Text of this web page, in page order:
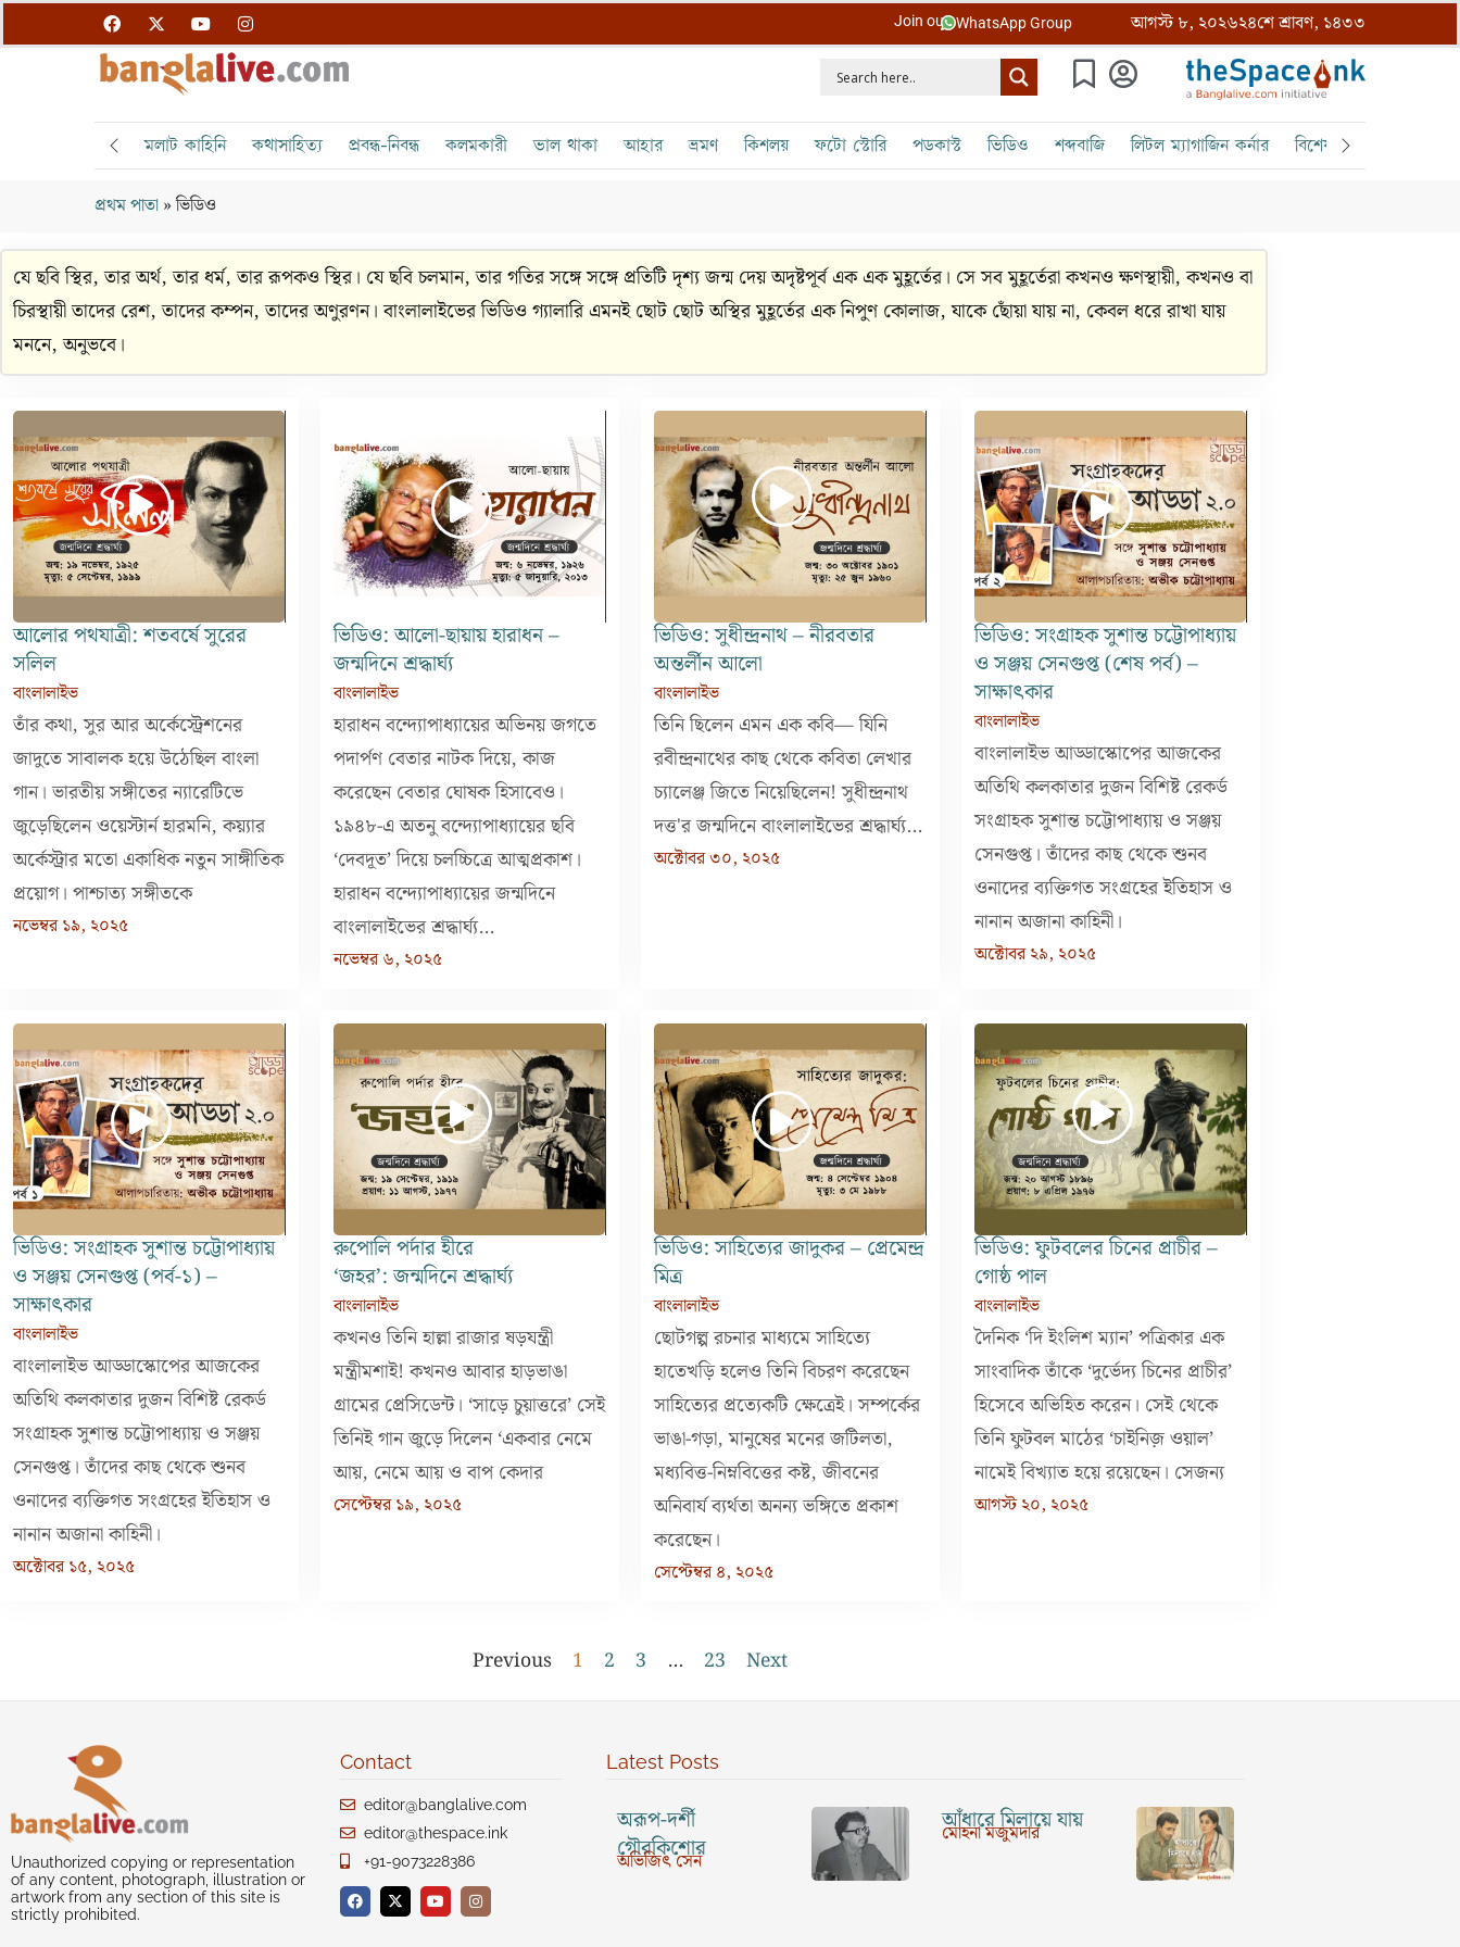
Join our WhatsApp Group আগস্ট ৮, ২০২৬২৪শে শ্রাবণ, ১৪৩৩
মলাট কাহিনি কথাসাহিত্য প্রবন্ধ-নিবন্ধ কলমকারী ভাল থাকা আহার ভ্রমণ কিশলয় ফটো স্টোরি পডকাস্ট ভিডিও শব্দবাজি লিটল ম্যাগাজিন কর্নার বিশেষ ক্রোড়পত্র
প্রথম পাতা »ভিডিও
যে ছবি স্থির, তার অর্থ, তার ধর্ম, তার রূপকও স্থির। যে ছবি চলমান, তার গতির সঙ্গে সঙ্গে প্রতিটি দৃশ্য জন্ম দেয় অদৃষ্টপূর্ব এক এক মুহূর্তের। সে সব মুহূর্তেরা কখনও ক্ষণস্থায়ী, কখনও বা
চিরস্থায়ী তাদের রেশ, তাদের কম্পন, তাদের অণুরণন। বাংলালাইভের ভিডিও গ্যালারি এমনই ছোট ছোট অস্থির মুহূর্তের এক নিপুণ কোলাজ, যাকে ছোঁয়া যায় না, কেবল ধরে রাখা যায়
মননে, অনুভবে।
আলোর পথযাত্রী: শতবর্ষে সুরের
সলিল
বাংলালাইভ
তাঁর কথা, সুর আর অর্কেস্ট্রেশনের
জাদুতে সাবালক হয়ে উঠেছিল বাংলা
গান। ভারতীয় সঙ্গীতের ন্যারেটিভে
জুড়েছিলেন ওয়েস্টার্ন হারমনি, কয়্যার
অর্কেস্ট্রার মতো একাধিক নতুন সাঙ্গীতিক
প্রয়োগ। পাশ্চাত্য সঙ্গীতকে
নভেম্বর ১৯, ২০২৫
ভিডিও: আলো-ছায়ায় হারাধন –
জন্মদিনে শ্রদ্ধার্ঘ্য
বাংলালাইভ
হারাধন বন্দ্যোপাধ্যায়ের অভিনয় জগতে
পদার্পণ বেতার নাটক দিয়ে, কাজ
করেছেন বেতার ঘোষক হিসাবেও।
১৯৪৮-এ অতনু বন্দ্যোপাধ্যায়ের ছবি
‘দেবদূত’ দিয়ে চলচ্চিত্রে আত্মপ্রকাশ।
হারাধন বন্দ্যোপাধ্যায়ের জন্মদিনে
বাংলালাইভের শ্রদ্ধার্ঘ্য...
নভেম্বর ৬, ২০২৫
ভিডিও: সুধীন্দ্রনাথ – নীরবতার
অন্তর্লীন আলো
বাংলালাইভ
তিনি ছিলেন এমন এক কবি— যিনি
রবীন্দ্রনাথের কাছ থেকে কবিতা লেখার
চ্যালেঞ্জ জিতে নিয়েছিলেন! সুধীন্দ্রনাথ
দত্ত'র জন্মদিনে বাংলালাইভের শ্রদ্ধার্ঘ্য...
অক্টোবর ৩০, ২০২৫
ভিডিও: সংগ্রাহক সুশান্ত চট্টোপাধ্যায়
ও সঞ্জয় সেনগুপ্ত (শেষ পর্ব) –
সাক্ষাৎকার
বাংলালাইভ
বাংলালাইভ আড্ডাস্কোপের আজকের
অতিথি কলকাতার দুজন বিশিষ্ট রেকর্ড
সংগ্রাহক সুশান্ত চট্টোপাধ্যায় ও সঞ্জয়
সেনগুপ্ত। তাঁদের কাছ থেকে শুনব
ওনাদের ব্যক্তিগত সংগ্রহের ইতিহাস ও
নানান অজানা কাহিনী।
অক্টোবর ২৯, ২০২৫
ভিডিও: সংগ্রাহক সুশান্ত চট্টোপাধ্যায়
ও সঞ্জয় সেনগুপ্ত (পর্ব-১) –
সাক্ষাৎকার
বাংলালাইভ
বাংলালাইভ আড্ডাস্কোপের আজকের
অতিথি কলকাতার দুজন বিশিষ্ট রেকর্ড
সংগ্রাহক সুশান্ত চট্টোপাধ্যায় ও সঞ্জয়
সেনগুপ্ত। তাঁদের কাছ থেকে শুনব
ওনাদের ব্যক্তিগত সংগ্রহের ইতিহাস ও
নানান অজানা কাহিনী।
অক্টোবর ১৫, ২০২৫
রুপোলি পর্দার হীরে
‘জহর’: জন্মদিনে শ্রদ্ধার্ঘ্য
বাংলালাইভ
কখনও তিনি হাল্লা রাজার ষড়যন্ত্রী
মন্ত্রীমশাই! কখনও আবার হাড়ভাঙা
গ্রামের প্রেসিডেন্ট। ‘সাড়ে চুয়াত্তরে’ সেই
তিনিই গান জুড়ে দিলেন ‘একবার নেমে
আয়, নেমে আয় ও বাপ কেদার
সেপ্টেম্বর ১৯, ২০২৫
ভিডিও: সাহিত্যের জাদুকর – প্রেমেন্দ্র
মিত্র
বাংলালাইভ
ছোটগল্প রচনার মাধ্যমে সাহিত্যে
হাতেখড়ি হলেও তিনি বিচরণ করেছেন
সাহিত্যের প্রত্যেকটি ক্ষেত্রেই। সম্পর্কের
ভাঙা-গড়া, মানুষের মনের জটিলতা,
মধ্যবিত্ত-নিম্নবিত্তের কষ্ট, জীবনের
অনিবার্য ব্যর্থতা অনন্য ভঙ্গিতে প্রকাশ
করেছেন।
সেপ্টেম্বর ৪, ২০২৫
ভিডিও: ফুটবলের চিনের প্রাচীর –
গোষ্ঠ পাল
বাংলালাইভ
দৈনিক ‘দি ইংলিশ ম্যান’ পত্রিকার এক
সাংবাদিক তাঁকে ‘দুর্ভেদ্য চিনের প্রাচীর’
হিসেবে অভিহিত করেন। সেই থেকে
তিনি ফুটবল মাঠের ‘চাইনিজ় ওয়াল’
নামেই বিখ্যাত হয়ে রয়েছেন। সেজন্য
আগস্ট ২০, ২০২৫
Previous 1 2 3 … 23 Next
Unauthorized copying or representation
of any content, photograph, illustration or
artwork from any section of this site is
strictly prohibited.
Contact
editor@banglalive.com
editor@thespace.ink
+91-9073228386
Latest Posts
অরূপ-দর্শী
গৌরকিশোর
অভিজিৎ সেন
আঁধারে মিলায়ে যায়
মোহনা মজুমদার